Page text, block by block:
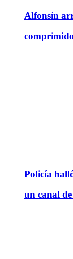
Alfonsín
Policía
un canal de